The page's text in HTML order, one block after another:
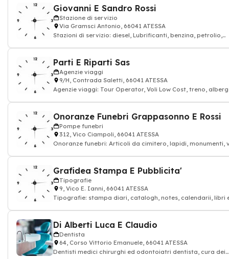
Giovanni E Sandro Rossi
Stazione di servizio
Via Gramsci Antonio, 66041 ATESSA
Stazioni di servizio: diesel, Lubrificanti, benzina, petrolio,
Parti E Riparti Sas
Agenzie viaggi
9/H, Contrada Saletti, 66041 ATESSA
Agenzie viaggi: Tour Operator, Voli Low Cost, treno,
Onoranze Funebri Grappasonno E Rossi
Pompe funebri
312, Vico Ciampoli, 66041 ATESSA
Onoranze funebri: Articoli da cimitero, lapidi, monumenti,
Grafidea Stampa E Pubblicita'
Tipografie
9, Vico E. Ianni, 66041 ATESSA
Tipografie: stampa diari, catalogh, notes, calendarii, libri
Di Alberti Luca E Claudio
Dentista
64, Corso Vittorio Emanuele, 66041 ATESSA
Dentisti medici chirurghi ed odontoiatri dentista, cura dei